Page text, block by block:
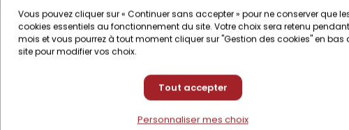
Vous pouvez cliquer sur « Continuer sans accepter » pour ne conserver que
cookies essentiels au fonctionnement du site. Votre choix sera retenu pendant
mois et vous pourrez à tout moment cliquer sur "Gestion des cookies" en bas
site pour modifier vos choix.
Tout accepter
Personnaliser mes choix